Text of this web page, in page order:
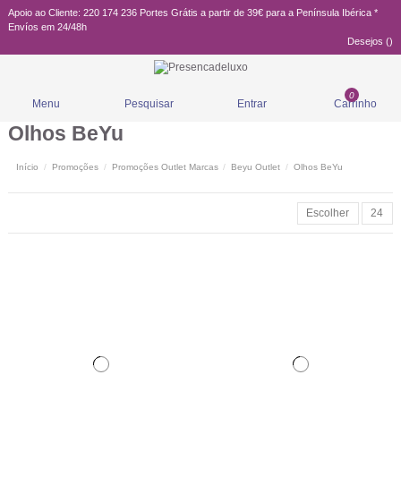
Apoio ao Cliente: 220 174 236 Portes Grátis a partir de 39€ para a Península Ibérica *
Envíos em 24/48h
Desejos ()
Menu Pesquisar Entrar
0
Carrinho
Olhos BeYu
Início Promoções Promoções Outlet Marcas Beyu Outlet Olhos BeYu
Escolher 24